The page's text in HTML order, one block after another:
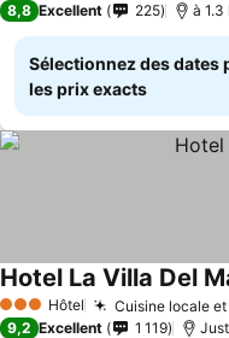
8,8 Excellent 225 à
Sélectionnez des dates
les prix exacts
3 ÉtoilesHôtel Cuisine locale
Hotel La Villa Del
9,2 Excellent 1 119